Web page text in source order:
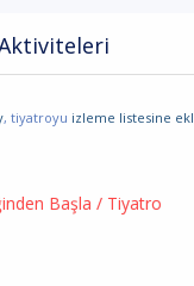
, tiyatroyu izleme listesine
Başla / Tiyatro